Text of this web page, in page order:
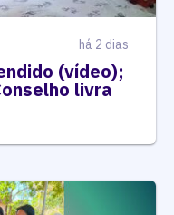
há 2 dias
(vídeo);
livra